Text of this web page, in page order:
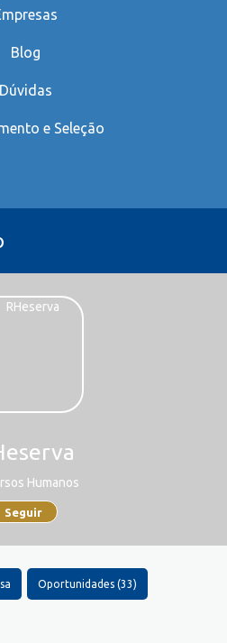
Blog
Dúvidas
e Seleção
Humanos
Seguir
Oportunidades (33)